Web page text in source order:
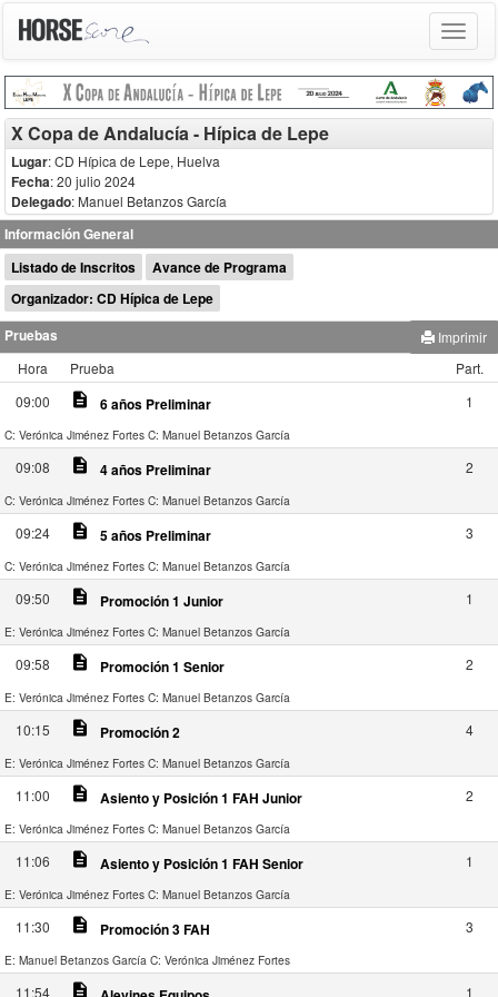
Toggle
X Copa de Andalucía - Hípica de Lepe
Lugar: CD Hípica de Lepe, Huelva
Fecha: 20 julio 2024
Delegado: Manuel Betanzos García
Información General
Listado de Inscritos
Avance de Programa
Organizador: CD Hípica de Lepe
Pruebas
Imprimir
Hora
Prueba
Part.
09:00
description 6 años Preliminar 1
C: Verónica Jiménez Fortes C: Manuel Betanzos García
09:08 description 4 años Preliminar 2
C: Verónica Jiménez Fortes C: Manuel Betanzos García
09:24 description 5 años Preliminar 3
C: Verónica Jiménez Fortes C: Manuel Betanzos García
09:50 description Promoción 1 Junior 1
E: Verónica Jiménez Fortes C: Manuel Betanzos García
09:58 description Promoción 1 Senior 2
E: Verónica Jiménez Fortes C: Manuel Betanzos García
10:15 description Promoción 2 4
E: Verónica Jiménez Fortes C: Manuel Betanzos García
11:00 description Asiento y Posición 1 FAH Junior 2
E: Verónica Jiménez Fortes C: Manuel Betanzos García
11:06 description Asiento y Posición 1 FAH Senior 1
E: Verónica Jiménez Fortes C: Manuel Betanzos García
11:30 description Promoción 3 FAH 3
E: Manuel Betanzos García C: Verónica Jiménez Fortes
11:54 description 1